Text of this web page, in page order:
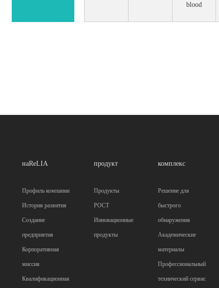
blood
наReLIA
Профиль компании
История развития
Создание
предприятия
Корпоративная
миссия
Квалификационная
продукт
Продукты
POCT
Инновационные
продукты
комплекс
Решение для
быстрого
обнаружения
Академические
материалы
Профессиональный
технический сервис